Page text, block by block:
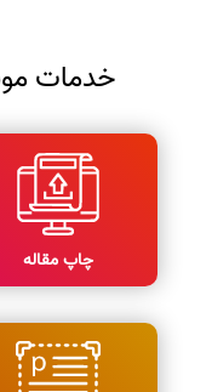
خدمات
چاپ مقاله